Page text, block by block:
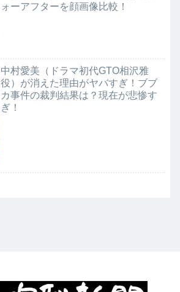
ォーアフターを顔画像比較！
中村愛美（ドラマ初代GTO相沢雅
役）が消えた理由がヤバすぎ！ブブ
カ事件の裁判結果は？現在が悲惨す
ぎ！